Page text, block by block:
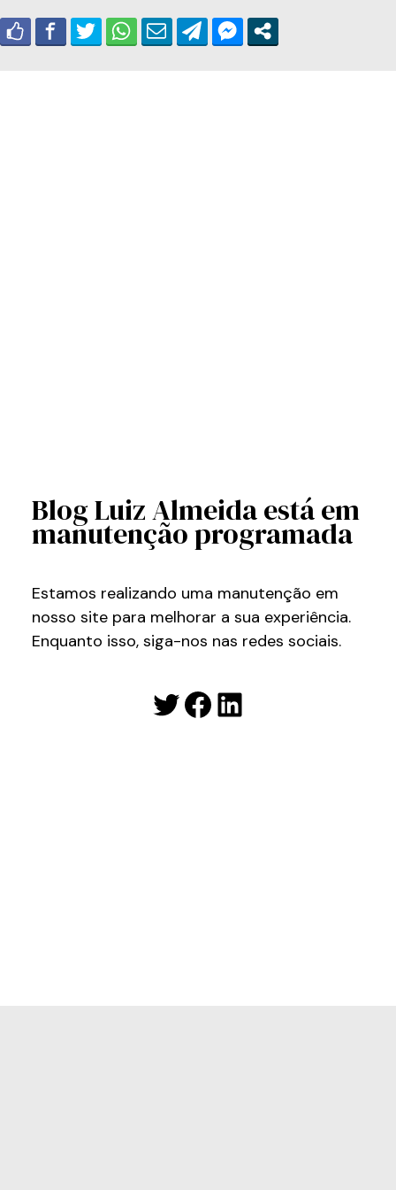
Blog Luiz Almeida está em
manutenção programada
Estamos realizando uma manutenção em
nosso site para melhorar a sua experiência.
Enquanto isso, siga-nos nas redes sociais.
Twitter
Facebook
LinkedIn